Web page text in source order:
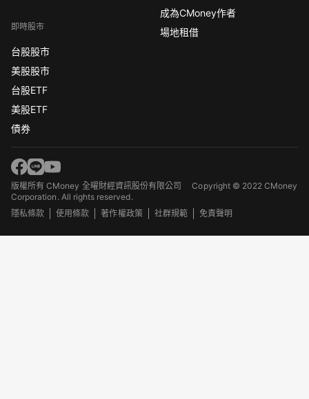
即時股市
台股股市
美股股市
台股ETF
美股ETF
債券
成為CMoney作者
場地租借
版權所有 CMoney 全曜財經資訊股份有限公司Copyright © 2022 CMoney
Corporation. All rights reserved.
隱私條款
使用條款 著作權政策 社群規範 免責聲明